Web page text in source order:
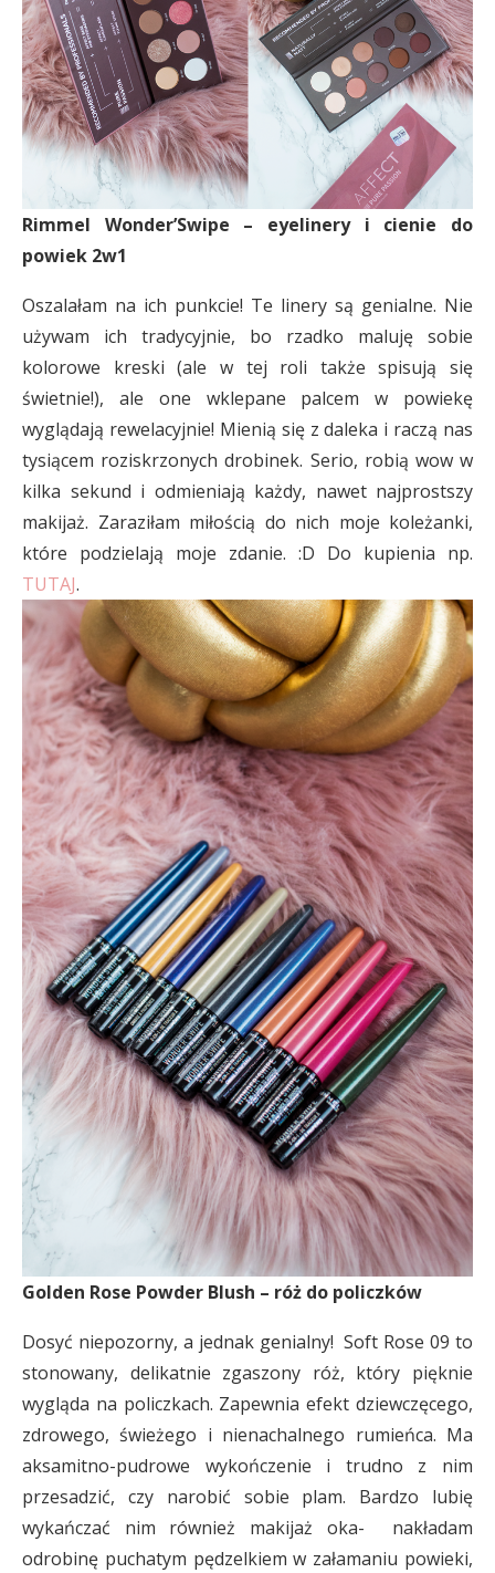
Rimmel Wonder’Swipe – eyelinery i cienie do
powiek 2w1
Oszalałam na ich punkcie! Te linery są genialne. Nie
używam ich tradycyjnie, bo rzadko maluję sobie
kolorowe kreski (ale w tej roli także spisują się
świetnie!), ale one wklepane palcem w powiekę
wyglądają rewelacyjnie! Mienią się z daleka i raczą nas
tysiącem roziskrzonych drobinek. Serio, robią wow w
kilka sekund i odmieniają każdy, nawet najprostszy
makijaż. Zaraziłam miłością do nich moje koleżanki,
które podzielają moje zdanie. :D Do kupienia np.
TUTAJ.
Golden Rose Powder Blush – róż do policzków
Dosyć niepozorny, a jednak genialny! Soft Rose 09 to
stonowany, delikatnie zgaszony róż, który pięknie
wygląda na policzkach. Zapewnia efekt dziewczęcego,
zdrowego, świeżego i nienachalnego rumieńca. Ma
aksamitno-pudrowe wykończenie i trudno z nim
przesadzić, czy narobić sobie plam. Bardzo lubię
wykańczać nim również makijaż oka- nakładam
odrobinę puchatym pędzelkiem w załamaniu powieki,